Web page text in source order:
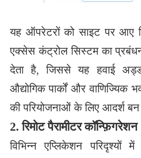
यह ऑपरेटरों को साइट पर आए
एक्सेस कंट्रोल सिस्टम का
देता है, जिससे यह हवाई
औद्योगिक पार्कों और वाणिज्यिक
की परियोजनाओं के लिए आदर्श बन
2. रिमोट पैरामीटर कॉन्फ़िगरेशन
विभिन्न एप्लिकेशन परिदृश्यों